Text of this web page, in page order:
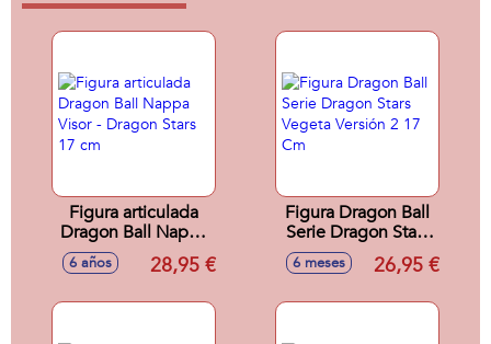
Figura articulada
Dragon Ball Nappa
Visor - Dragon Stars
17 cm
6 años 28,95 €
Figura Dragon Ball
Serie Dragon Stars
Vegeta Versión 2
17 Cm
6 meses 26,95 €